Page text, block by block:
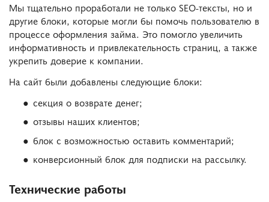
Мы тщательно проработали не только SEO-тексты, но и
другие блоки, которые могли бы помочь пользователю в
процессе оформления займа. Это помогло увеличить
информативность и привлекательность страниц, а также
укрепить доверие к компании.
На сайт были добавлены следующие блоки:
секция о возврате денег;
отзывы наших клиентов;
блок с возможностью оставить комментарий;
конверсионный блок для подписки на рассылку.
Технические работы